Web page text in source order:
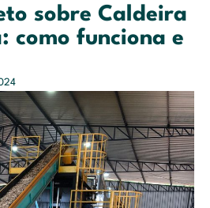
sobre Caldeira
como funciona e